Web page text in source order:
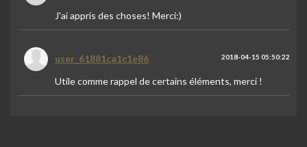
J'ai appris des choses! Merci:)
user_61881ca1c1e86 2018-04-15 05:50:22
Utile comme rappel de certains éléments, merci !